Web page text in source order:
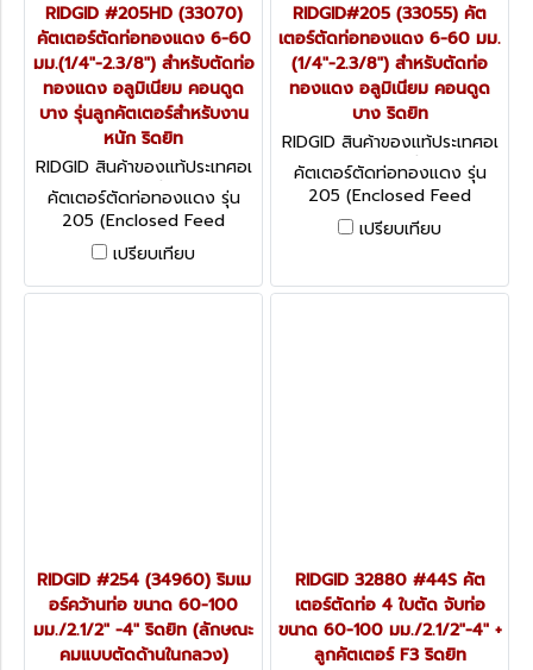
RIDGID #205HD (33070)
คัตเตอร์ตัดท่อทองแดง 6-60
มม.(1/4"-2.3/8") สำหรับตัดท่อ
ทองแดง อลูมิเนียม คอนดูด
บาง รุ่นลูกคัตเตอร์สำหรับงาน
หนัก ริดยิท
RIDGID สินค้าของแท้ประเทศอเ
มริกา 33070 ( รุ่น 205HD )
คัตเตอร์ตัดท่อทองแดง รุ่น
205 (Enclosed Feed
Cutters) การทำงานเป็นแบบ
สไลด์ ช่วยในการปรับความกว้าง
อย่างรวดเร็วโดยไม่ต้องหมุน
เปรียบเทียบ
RIDGID#205 (33055) คัต
เตอร์ตัดท่อทองแดง 6-60 มม.
(1/4"-2.3/8") สำหรับตัดท่อ
ทองแดง อลูมิเนียม คอนดูด
บาง ริดยิท
RIDGID สินค้าของแท้ประเทศอเ
มริกา 33055 ( รุ่น 205 )
คัตเตอร์ตัดท่อทองแดง รุ่น
205 (Enclosed Feed
Cutters) การทำงานเป็นแบบ
สไลด์ ช่วยในการปรับความกว้าง
ปรับ
เปรียบเทียบ
RIDGID #254 (34960) ริมเม
อร์คว้านท่อ ขนาด 60-100
มม./2.1/2" -4" ริดยิท (ลักษณะ
คมแบบตัดด้านในกลวง)
RIDGID 32880 #44S คัต
เตอร์ตัดท่อ 4 ใบตัด จับท่อ
ขนาด 60-100 มม./2.1/2"-4" +
ลูกคัตเตอร์ F3 ริดยิท